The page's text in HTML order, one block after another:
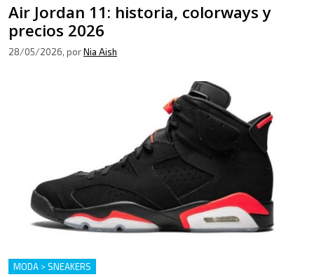
Air Jordan 11: historia, colorways y
precios 2026
28/05/2026, porNia Aish
MODA > SNEAKERS